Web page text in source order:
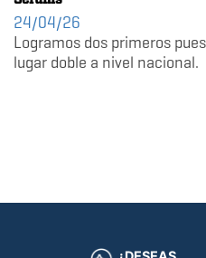
24/04/26
Logramos dos primeros
lugar doble a nivel nacional.